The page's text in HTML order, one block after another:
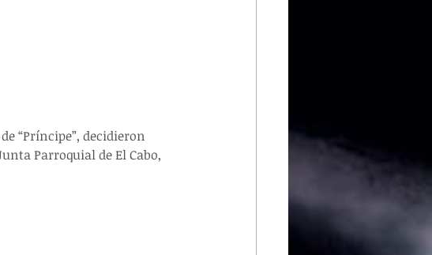
Parroquial de El Cabo,